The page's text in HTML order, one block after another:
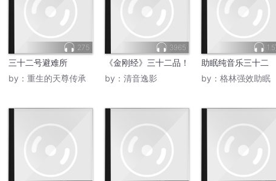
275
三十二号避难所
by： 重生的天尊传承
3965
《金刚经》三十二品！
by： 清音逸影
助眠纯音乐三十二
by： 格林强效助眠